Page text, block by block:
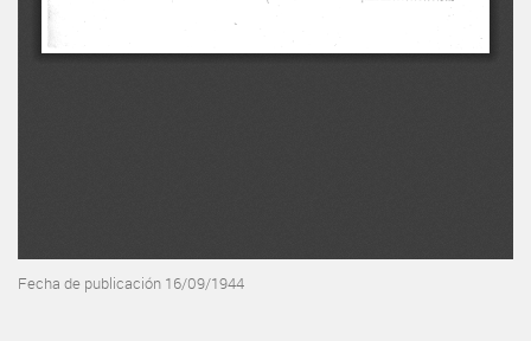
Fecha de publicación 16/09/1944